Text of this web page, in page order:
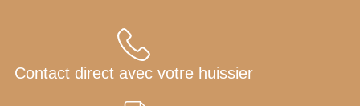
Contact direct avec votre huissier